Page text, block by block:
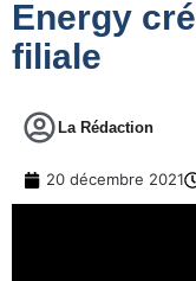
Energy
filiale
La Rédaction
20 décembre 2021